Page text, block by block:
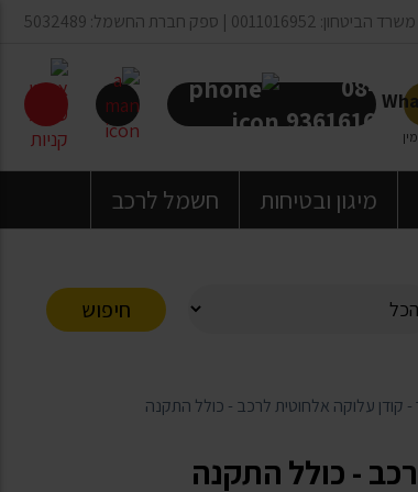
0011016952 | ספק חברת החשמל: 5032489
08-
9361616
מיגון ובטיחות חשמל לרכב
חיפוש
- קודן עלוקה אלחוטית לרכב - כולל התקנה
- כולל התקנה